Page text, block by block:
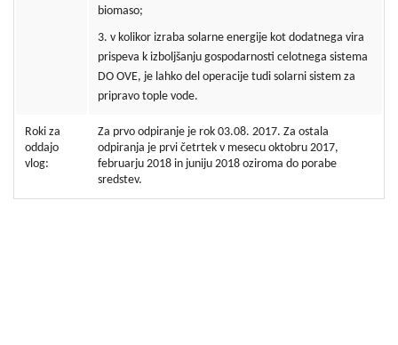
biomaso;
3. v kolikor izraba solarne energije kot dodatnega vira
prispeva k izboljšanju gospodarnosti celotnega sistema
DO OVE, je lahko del operacije tudi solarni sistem za
pripravo tople vode.
Roki za
oddajo
vlog:
Za prvo odpiranje je rok 03.08. 2017. Za ostala
odpiranja je prvi četrtek v mesecu oktobru 2017,
februarju 2018 in juniju 2018 oziroma do porabe
sredstev.